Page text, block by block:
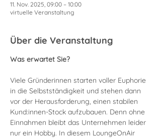
11. Nov. 2025, 09:00 – 10:00
virtuelle Veranstaltung
Über die Veranstaltung
Was erwartet Sie?
Viele Gründerinnen starten voller Euphorie
in die Selbstständigkeit und stehen dann
vor der Herausforderung, einen stabilen
Kund:innen-Stock aufzubauen. Denn ohne
Einnahmen bleibt das Unternehmen leider
nur ein Hobby. In diesem LoungeOnAir